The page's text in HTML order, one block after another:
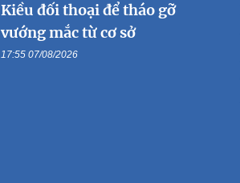
Kiều đối thoại để tháo gỡ
vướng mắc từ cơ sở
17:55 07/08/2026